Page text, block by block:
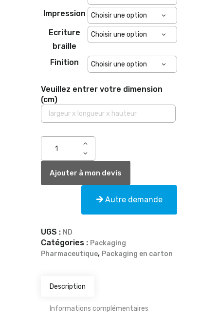
Impression
Ecriture
braille
Finition
Veuillez entrer votre dimension
(cm)
Ajouter à mon devis
Autre demande
UGS : ND
Catégories : Packaging
Pharmaceutique, Packaging en carton
Description
Informations complémentaires